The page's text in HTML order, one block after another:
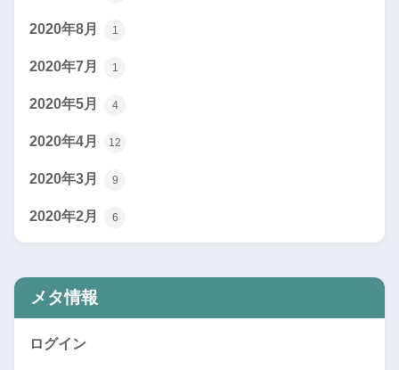
2020年8月 1
2020年7月 1
2020年5月 4
2020年4月 12
2020年3月 9
2020年2月 6
メタ情報
ログイン